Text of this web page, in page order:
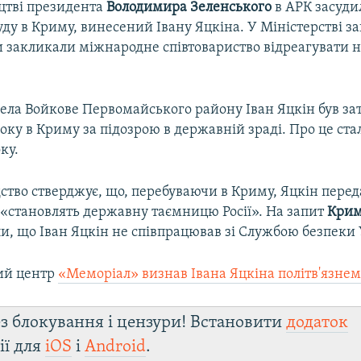
президентаВолодимира Зеленського в АРК
в Криму, винесений Івану Яцкіна. У Міністерстві
закликали міжнародне співтовариство відреагувати
Войкове Первомайського району Іван Яцкін був
в Криму за підозрою в державній зраді. Про це
стверджує, що, перебуваючи в Криму, Яцкін
«становлять державну таємницю Росії». На запит
що Іван Яцкін не співпрацював зі Службою безпеки
центр «Меморіал» визнав Івана Яцкіна політв'язнем
блокування і цензури! Встановитидодаток
дляiOS іAndroid.